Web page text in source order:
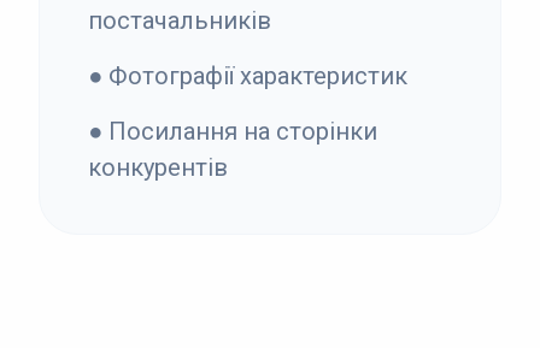
постачальників
● Фотографії характеристик
● Посилання на сторінки
конкурентів